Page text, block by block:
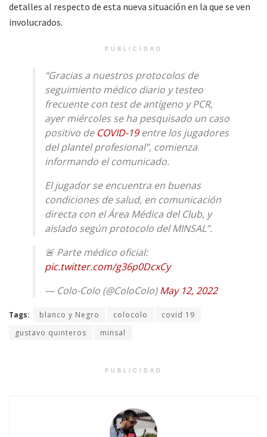
detalles al respecto de esta nueva situación en la que se ven
involucrados.
PUBLICIDAD
“Gracias a nuestros protocolos de
seguimiento médico diario y testeo
frecuente con test de antígeno y PCR,
ayer miércoles se ha pesquisado un caso
positivo deCOVID-19entre los jugadores
del plantel profesional”, comienza
informando el comunicado.
El jugador se encuentra en buenas
condiciones de salud, en comunicación
directa con el Área Médica del Club, y
aislado según protocolo del MINSAL”.
🚨 Parte médico oficial:
pic.twitter.com/g36p0DcxCy
— Colo-Colo (@ColoColo)May 12, 2022
Tags: blanco y Negro colocolo
covid 19
gustavo quinteros
minsal
PUBLICIDAD